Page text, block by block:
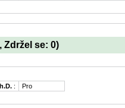
Zdržel se: 0)
: Pro